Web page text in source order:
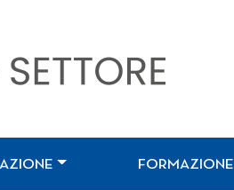
FORMAZIONE